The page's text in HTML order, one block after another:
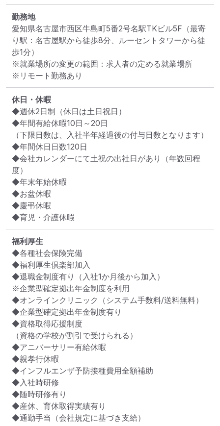
勤務地
愛知県名古屋市西区牛島町5番2号名駅TKビル5F （最寄
り駅：名古屋駅から徒歩8分、ルーセントタワーから徒
歩1分）
※就業場所の変更の範囲：求人者の定める就業場所
※リモート勤務あり
休日・休暇
◆週休2日制（休日は土日祝日）
◆年間有給休暇10日～20日
（下限日数は、入社半年経過後の付与日数となります）
◆年間休日日数120日
◆会社カレンダーにて土祝の出社日があり（年数回程
度）
◆年末年始休暇
◆お盆休暇
◆慶弔休暇
◆育児・介護休暇
福利厚生
◆各種社会保険完備
◆福利厚生倶楽部加入
◆退職金制度有り（入社1か月後から加入）
※企業型確定拠出年金制度を利用
◆オンラインクリニック（システム手数料/送料無料）
◆企業型確定拠出年金制度有り
◆資格取得応援制度
（資格の学校が割引で受けられる）
◆アニバーサリー有給休暇
◆親孝行休暇
◆インフルエンザ予防接種費用全額補助
◆入社時研修
◆随時研修有り
◆産休、育休取得実績有り
◆通勤手当（会社規定に基づき支給）